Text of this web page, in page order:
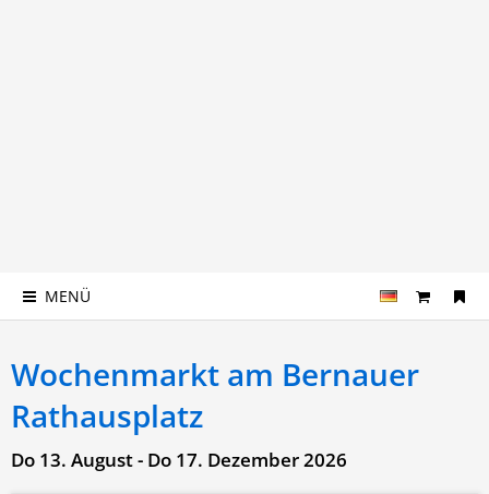
MENÜ
Wochenmarkt am Bernauer
Rathausplatz
Do 13. August - Do 17. Dezember 2026